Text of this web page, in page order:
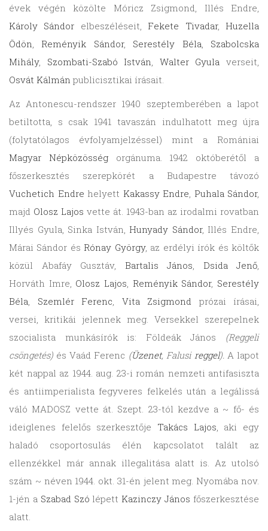
évek végén közölte Móricz Zsigmond, Illés Endre,
Károly Sándor elbeszéléseit, Fekete Tivadar, Huzella
Ödön, Reményik Sándor, Serestély Béla, Szabolcska
Mihály, Szombati-Szabó István, Walter Gyula verseit,
Osvát Kálmán publicisztikai írásait.
Az Antonescu-rendszer 1940 szeptemberében a lapot
betiltotta, s csak 1941 tavaszán indulhatott meg újra
(folytatólagos évfolyamjelzéssel) mint a Romániai
Magyar Népközösségorgánuma. 1942 októberétől a
főszerkesztés szerepkörét a Budapestre távozó
Vuchetich Endre helyett Kakassy Endre, Puhala Sándor,
majd Olosz Lajos vette át. 1943-ban az irodalmi rovatban
Illyés Gyula, Sinka István, Hunyady Sándor, Illés Endre,
Márai Sándor és Rónay György, az erdélyi írók és költők
közül Abafáy Gusztáv, Bartalis János, Dsida Jenő,
Horváth Imre, Olosz Lajos, Reményik Sándor, Serestély
Béla, Szemlér Ferenc, Vita Zsigmond prózai írásai,
versei, kritikái jelennek meg. Versekkel szerepelnek
szocialista munkásírók is: Földeák János (Reggeli
csöngetés) és Vaád Ferenc (Üzenet, Falusi reggel).A lapot
két nappal az 1944. aug. 23-i román nemzeti antifasiszta
és antiimperialista fegyveres felkelés után a legálissá
váló MADOSZ vette át. Szept. 23-tól kezdve a ~ fő- és
ideiglenes felelős szerkesztője Takács Lajos, aki egy
haladó csoportosulás élén kapcsolatot talált az
ellenzékkel már annak illegalitása alatt is. Az utolsó
szám ~ néven 1944. okt. 31-én jelent meg. Nyomába nov.
1-jén a Szabad Szó lépett Kazinczy János főszerkesztése
alatt.